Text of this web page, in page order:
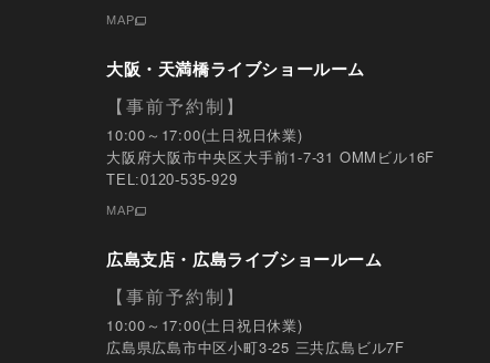
MAP
大阪・天満橋ライブショールーム
【事前予約制】
10:00～17:00(土日祝日休業)
大阪府大阪市中央区大手前1-7-31 OMMビル16F
TEL:0120-535-929
MAP
広島支店・広島ライブショールーム
【事前予約制】
10:00～17:00(土日祝日休業)
広島県広島市中区小町3-25 三共広島ビル7F